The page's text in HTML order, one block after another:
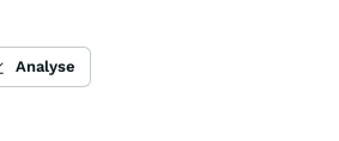
Analyse